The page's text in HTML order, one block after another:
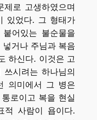
로 고생하였으며
있었다. 그 형태가
어있는 불순물을
거나 주님과 복음
하신다. 이것은 고
시려는 하나님의
의미에서 그 병은
로이고 복을 현실
적 사람이 욥이다.